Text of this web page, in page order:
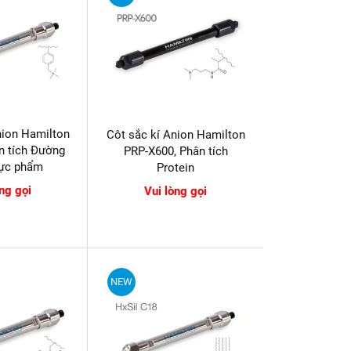
Hamilton
tích Đường
phẩm
gọi
Côt sắc kí Anion Hamilton
PRP-X600, Phân tích
Protein
Vui lòng gọi
NEW